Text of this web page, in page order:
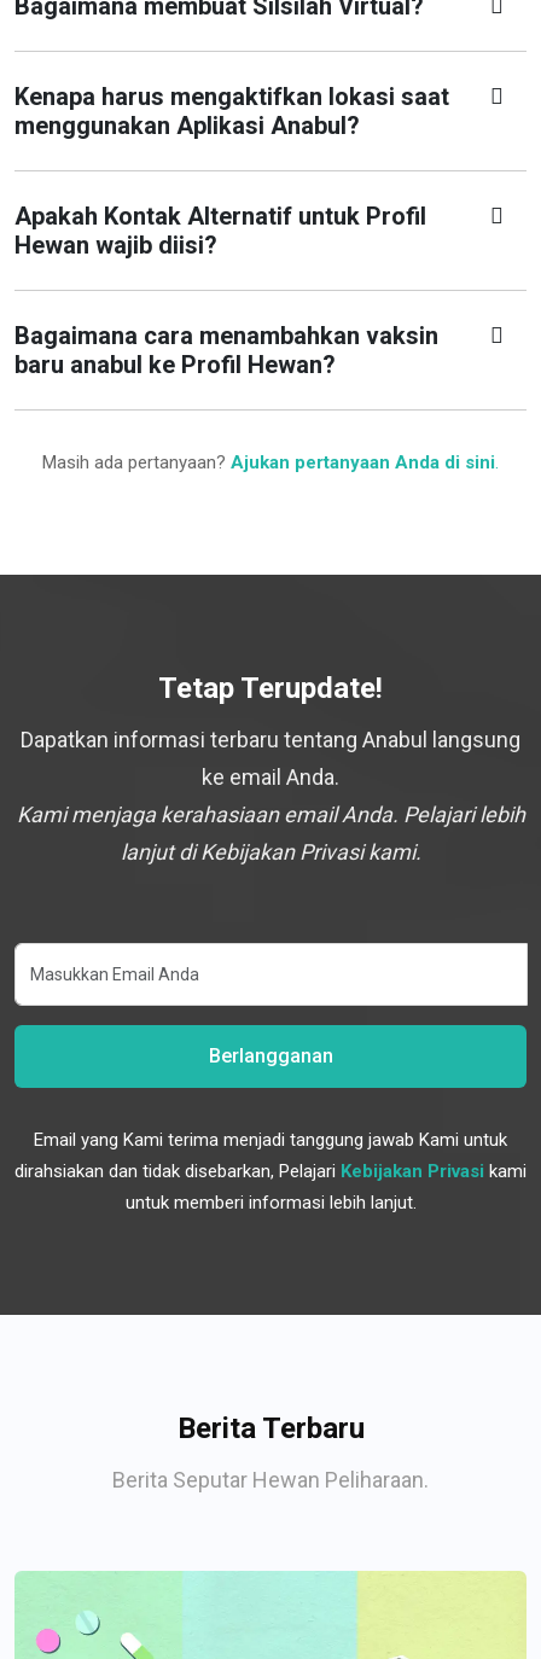
Bagaimana membuat Silsilah Virtual?
Kenapa harus mengaktifkan lokasi saat
menggunakan Aplikasi Anabul?
Apakah Kontak Alternatif untuk Profil
Hewan wajib diisi?
Bagaimana cara menambahkan vaksin
baru anabul ke Profil Hewan?
Masih ada pertanyaan? Ajukan pertanyaan Anda di sini.
Tetap Terupdate!
Dapatkan informasi terbaru tentang Anabul langsung
ke email Anda.
Kami menjaga kerahasiaan email Anda. Pelajari lebih
lanjut di Kebijakan Privasi kami.
Berlangganan
Email yang Kami terima menjadi tanggung jawab Kami untuk
dirahsiakan dan tidak disebarkan, Pelajari Kebijakan Privasi kami
untuk memberi informasi lebih lanjut.
Berita Terbaru
Berita Seputar Hewan Peliharaan.